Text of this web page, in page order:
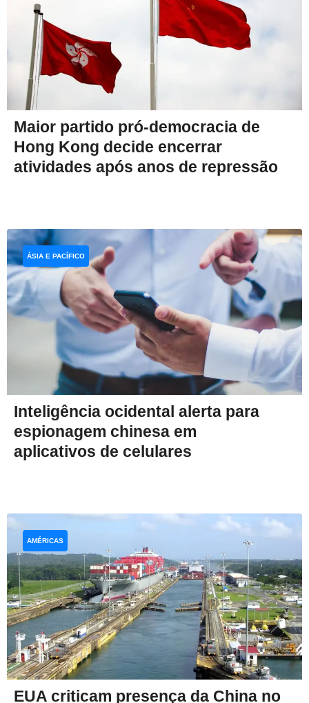
Maior partido pró-democracia de
Hong Kong decide encerrar
atividades após anos de repressão
Inteligência ocidental alerta para
espionagem chinesa em
aplicativos de celulares
ÁSIA E PACÍFICO
EUA criticam presença da China no
AMÉRICAS